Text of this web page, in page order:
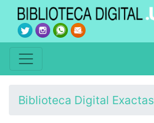
Biblioteca Digital Exactas